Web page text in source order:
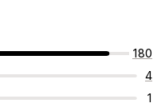
180
4
1